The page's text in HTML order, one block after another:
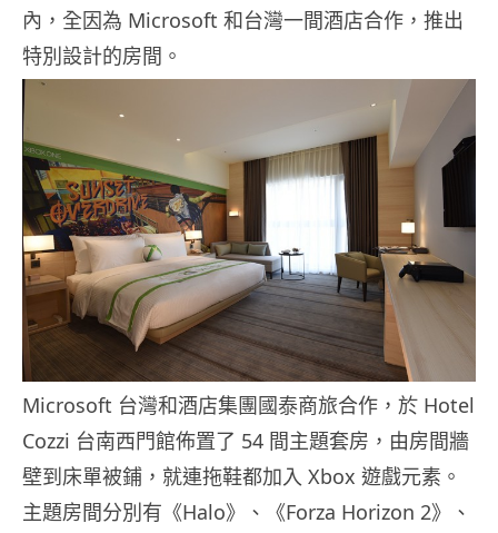
內，全因為 Microsoft 和台灣一間酒店合作，推出
特別設計的房間。
Microsoft 台灣和酒店集團國泰商旅合作，於 Hotel
Cozzi 台南西門館佈置了 54 間主題套房，由房間牆
壁到床單被鋪，就連拖鞋都加入 Xbox 遊戲元素。
主題房間分別有《Halo》、《Forza Horizon 2》、